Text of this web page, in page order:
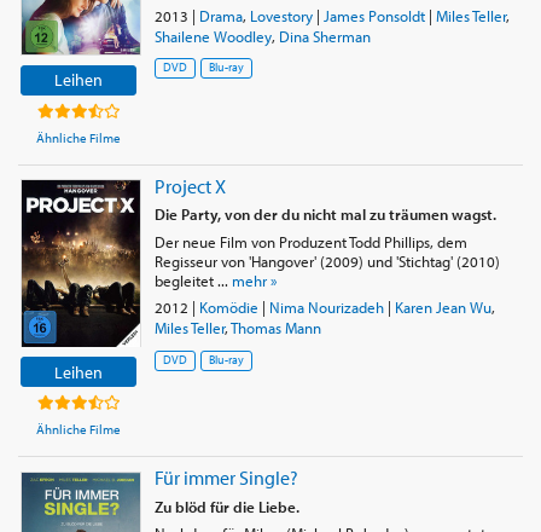
Leihen
Ähnliche Filme
2013 | Drama, Lovestory| James Ponsoldt| Miles Teller,
Shailene Woodley, Dina Sherman
DVD Blu-ray
Leihen
Ähnliche Filme
Project X
Die Party, von der du nicht mal zu träumen wagst.
Der neue Film von Produzent Todd Phillips, dem
Regisseur von 'Hangover' (2009) und 'Stichtag' (2010)
begleitet ... mehr »
2012 | Komödie | Nima Nourizadeh| Karen Jean Wu,
Miles Teller,Thomas Mann
DVD Blu-ray
Für immer Single?
Zu blöd für die Liebe.